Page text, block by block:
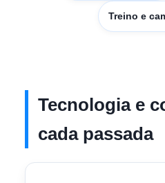
Treino e
Tecnologia e
cada passada